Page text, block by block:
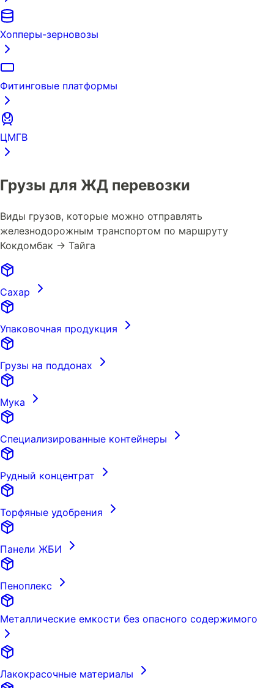
Хопперы-зерновозы
Фитинговые платформы
ЦМГВ
Грузы для ЖД перевозки
Виды грузов, которые можно отправлять
железнодорожным транспортом по маршруту
Кокдомбак → Тайга
Сахар
Упаковочная продукция
Грузы на поддонах
Мука
Специализированные контейнеры
Рудный концентрат
Торфяные удобрения
Панели ЖБИ
Пеноплекс
Металлические емкости без опасного содержимого
Лакокрасочные материалы